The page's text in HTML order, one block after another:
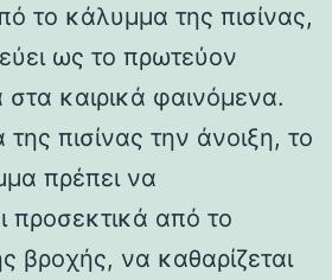
το κάλυμμα της πισίνας,
ως το πρωτεύον
καιρικά φαινόμενα.
πισίνας την άνοιξη, το
πρέπει να
προσεκτικά από το
βροχής, να καθαρίζεται